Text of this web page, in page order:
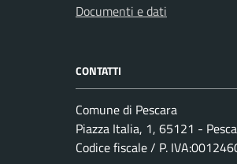
Documenti e dati
CONTATTI
Comune di Pescara
Piazza Italia, 1, 65121 -
Codice fiscale / P.